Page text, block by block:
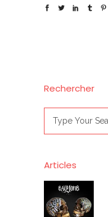
Rechercher
for:
Articles